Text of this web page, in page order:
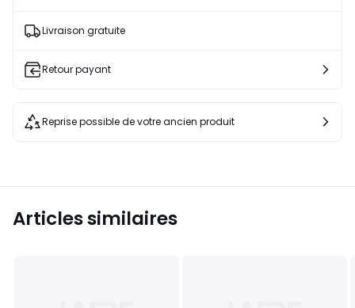
Livraison gratuite
Retour payant
Reprise possible de votre ancien produit
Articles similaires